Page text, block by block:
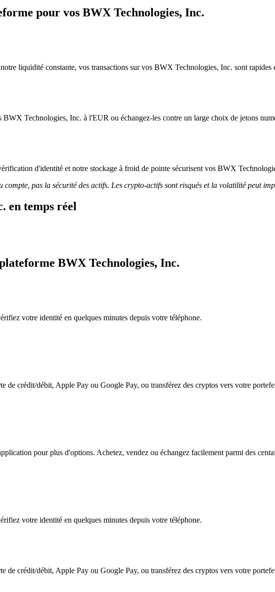
pour vos BWX Technologies, Inc.
liquidité constante, vos transactions sur vos BWX Technologies, Inc. sont rapides
Technologies, Inc. à l'EUR ou échangez-les contre un large choix de jetons
d'identité et notre stockage à froid de pointe sécurisent vos BWX
compte, pas la sécurité des actifs. Les crypto-actifs sont risqués et la volatilité peut
en temps réel
BWX Technologies, Inc.
votre identité en quelques minutes depuis votre téléphone.
de crédit/débit, Apple Pay ou Google Pay, ou transférez des cryptos vers votre
pour plus d'options. Achetez, vendez ou échangez facilement parmi des
votre identité en quelques minutes depuis votre téléphone.
de crédit/débit, Apple Pay ou Google Pay, ou transférez des cryptos vers votre